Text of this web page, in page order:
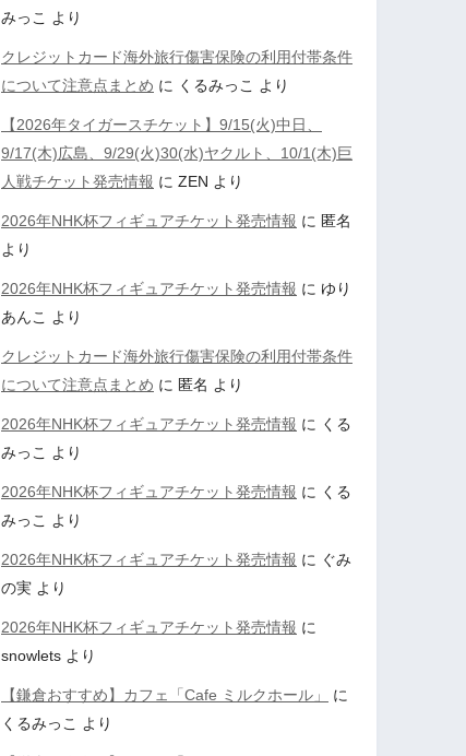
みっこ より
クレジットカード海外旅行傷害保険の利用付帯条件
について注意点まとめ に くるみっこ より
【2026年タイガースチケット】9/15(火)中日、
9/17(木)広島、9/29(火)30(水)ヤクルト、10/1(木)巨
人戦チケット発売情報 に ZEN より
2026年NHK杯フィギュアチケット発売情報 に 匿名
より
2026年NHK杯フィギュアチケット発売情報 に ゆり
あんこ より
クレジットカード海外旅行傷害保険の利用付帯条件
について注意点まとめ に 匿名 より
2026年NHK杯フィギュアチケット発売情報 に くる
みっこ より
2026年NHK杯フィギュアチケット発売情報 に くる
みっこ より
2026年NHK杯フィギュアチケット発売情報 に ぐみ
の実 より
2026年NHK杯フィギュアチケット発売情報 に
snowlets より
【鎌倉おすすめ】カフェ「Cafe ミルクホール」
に
くるみっこ より